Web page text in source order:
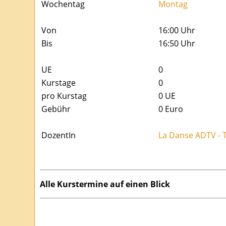
Wochentag
Montag
Von
16:00 Uhr
Bis
16:50 Uhr
UE
0
Kurstage
0
pro Kurstag
0 UE
Gebühr
0 Euro
DozentIn La Danse ADTV -
Alle Kurstermine auf einen Blick